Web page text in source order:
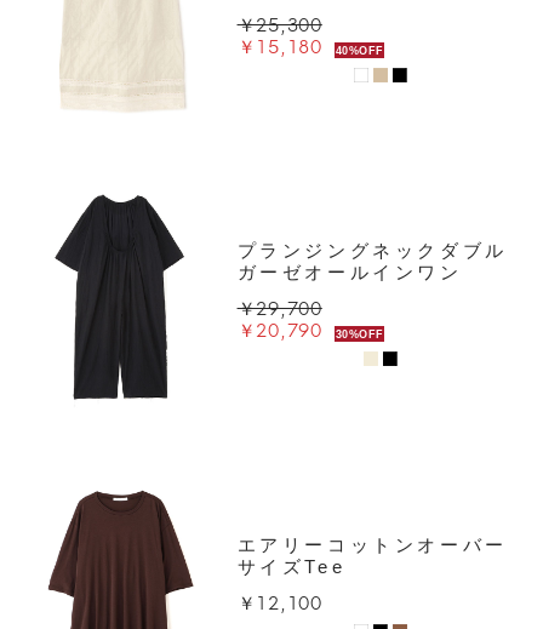
￥25,300
￥15,180 40%OFF
プランジングネックダブル
ガーゼオールインワン
￥29,700
￥20,790 30%OFF
エアリーコットンオーバー
サイズTee
￥12,100